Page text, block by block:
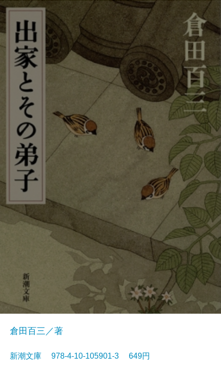
倉田百三／著
新潮文庫 978-4-10-105901-3 649円